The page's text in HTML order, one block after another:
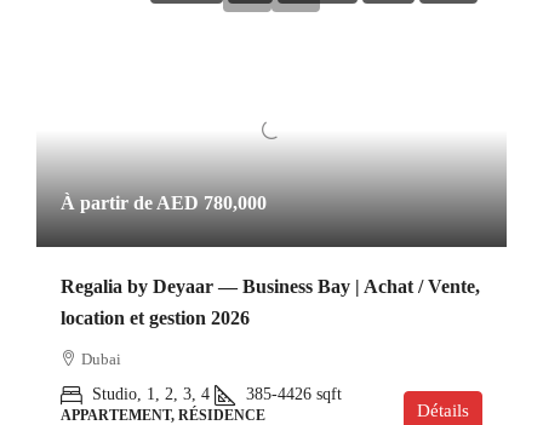
À partir de AED 780,000
Regalia by Deyaar — Business Bay | Achat / Vente,
location et gestion 2026
Dubai
Studio, 1, 2, 3, 4
385-4426 sqft
APPARTEMENT, RÉSIDENCE Détails